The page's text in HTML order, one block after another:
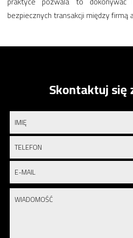
bezpiecznych transakcji między firmą
Skontaktuj się